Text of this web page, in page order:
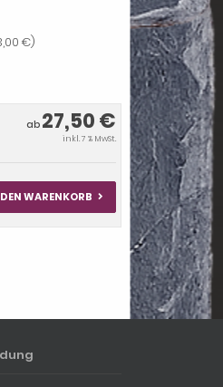
ab 27,50 €
inkl. 7 % MwSt.
WARENKORB
€)